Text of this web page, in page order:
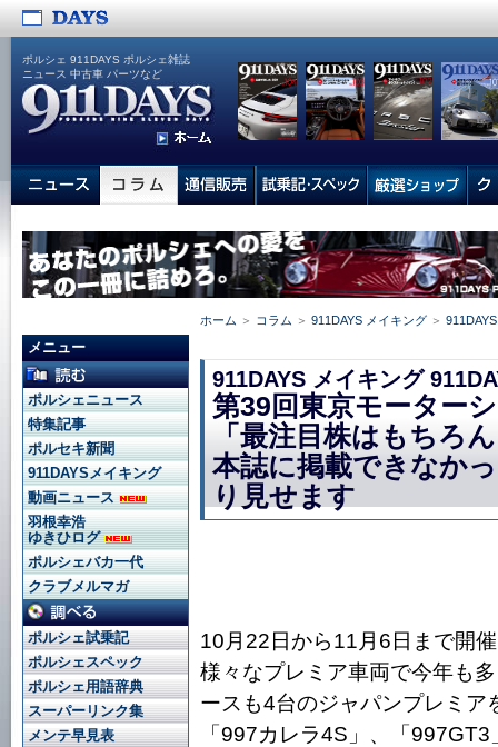
ポルシェ 911DAYS ポルシェ雑誌
ニュース 中古車 パーツなど
ホーム ＞ コラム ＞ 911DAYS メイキング ＞
911DAYS メイキング
第39回東京モーター
「最注目株はもちろ
本誌に掲載できなか
り見せます
10月22日から11月6日まで開
様々なプレミア車両で今年も
ースも4台のジャパンプレミ
「997カレラ4S」、「
メニュー
ポルシェニュース
特集記事
ポルセキ新聞
911DAYSメイキング
動画ニュース
羽根幸浩
ゆきひログ
ポルシェバカ一代
クラブメルマガ
ポルシェ試乗記
ポルシェスペック
ポルシェ用語辞典
スーパーリンク集
メンテ早見表